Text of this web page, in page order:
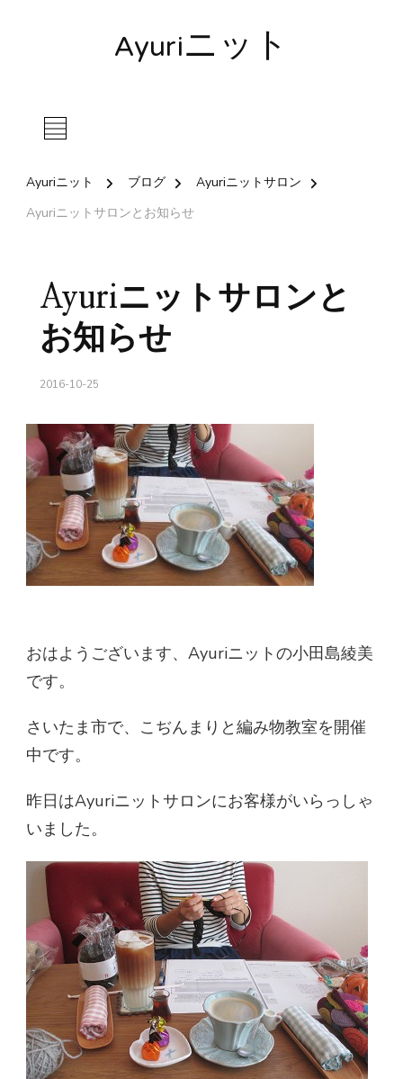
Ayuriニット
Ayuriニット ブログ
Ayuriニットサロン
Ayuriニットサロンとお知らせ
Ayuriニットサロンと
お知らせ
2016-10-25
おはようございます、Ayuriニットの小田島綾美
です。
さいたま市で、こぢんまりと編み物教室を開催
中です。
昨日はAyuriニットサロンにお客様がいらっしゃ
いました。